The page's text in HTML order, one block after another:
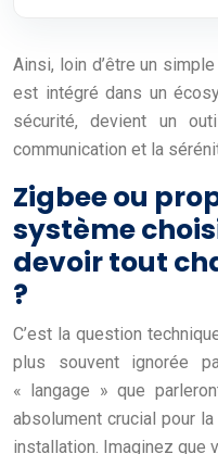
Ainsi, loin d’être un
est intégré dans un
sécurité, devient un
communication et la
Zigbee ou
système
devoir tout
?
C’est la question
plus souvent ignorée
« langage » que
absolument crucial pour
installation. Imaginez que